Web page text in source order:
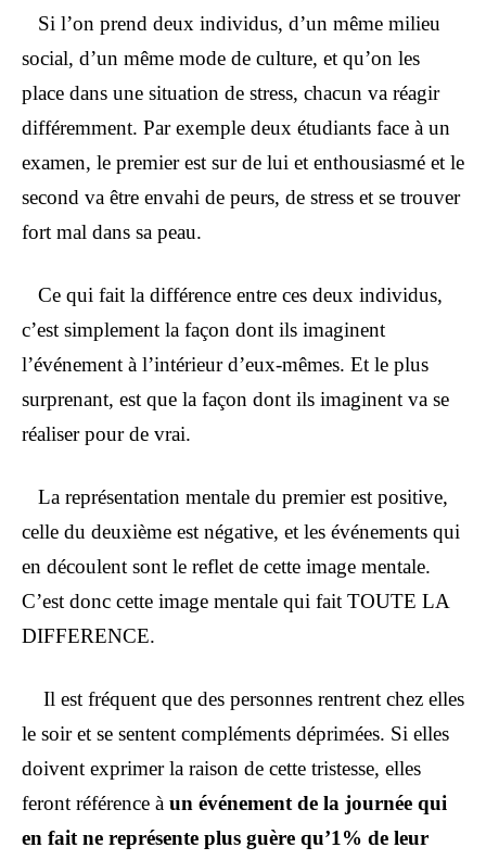
Si l’on prend deux individus, d’un même milieu
social, d’un même mode de culture, et qu’on les
place dans une situation de stress, chacun va réagir
différemment. Par exemple deux étudiants face à un
examen, le premier est sur de lui et enthousiasmé et le
second va être envahi de peurs, de stress et se trouver
fort mal dans sa peau.
Ce qui fait la différence entre ces deux individus,
c’est simplement la façon dont ils imaginent
l’événement à l’intérieur d’eux-mêmes. Et le plus
surprenant, est que la façon dont ils imaginent va se
réaliser pour de vrai.
La représentation mentale du premier est positive,
celle du deuxième est négative, et les événements qui
en découlent sont le reflet de cette image mentale.
C’est donc cette image mentale qui fait TOUTE LA
DIFFERENCE.
Il est fréquent que des personnes rentrent chez elles
le soir et se sentent compléments déprimées. Si elles
doivent exprimer la raison de cette tristesse, elles
feront référence à un événement de la journée qui
en fait ne représente plus guère qu’1% de leur